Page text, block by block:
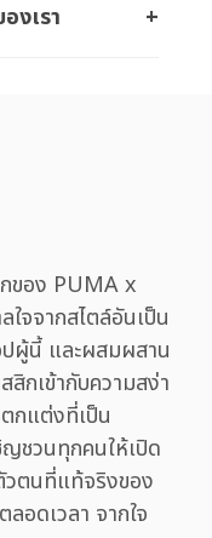
งเรา
ของ PUMA x
ใจจากสไตล์อันเป็น
ผู้นี้ และผสมผสาน
กเข้ากับความสง่า
กแต่งที่เป็น
ชวนทุกคนให้เปิด
วตนที่แท้จริงของ
อดเวลา จากใจ